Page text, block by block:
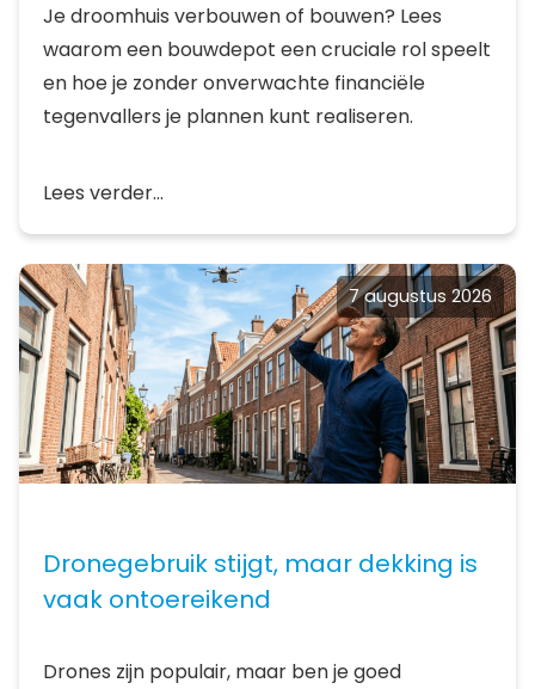
Je droomhuis verbouwen of bouwen? Lees
waarom een bouwdepot een cruciale rol speelt
en hoe je zonder onverwachte financiële
tegenvallers je plannen kunt realiseren.
Lees verder...
7 augustus 2026
Dronegebruik stijgt, maar dekking is
vaak ontoereikend
Drones zijn populair, maar ben je goed